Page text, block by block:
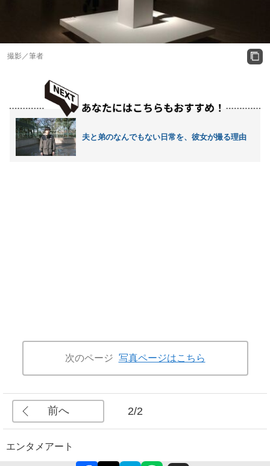
撮影／筆者
夫と弟のなんでもない日常を、彼女が撮る理由
次のページ 写真ページはこちら
前へ 2/2
エンタメ アート